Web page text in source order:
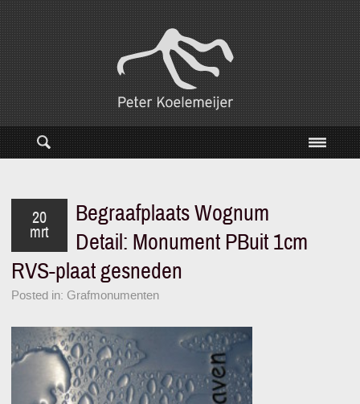
20
mrt
Begraafplaats Wognum
Detail: Monument PBuit 1cm
RVS-plaat gesneden
Posted in: Grafmonumenten